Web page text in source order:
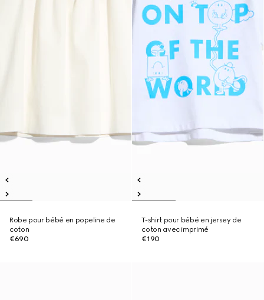
Robe pour bébé en popeline de
coton
€690
T-shirt pour bébé en jersey de
coton avec imprimé
€190